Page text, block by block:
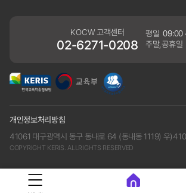
KOCW 고객센터
02-6271-0208
평일 09:00
주말,공휴일
개인정보처리방침
41061 대구광역시 동구 동내로 64 (동내동 1119) 우
COPYRIGHT KERIS. ALLRIGHTS RESERVED